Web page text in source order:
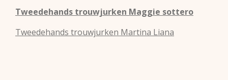
Tweedehands trouwjurken Maggie sottero
Tweedehands trouwjurken Martina Liana